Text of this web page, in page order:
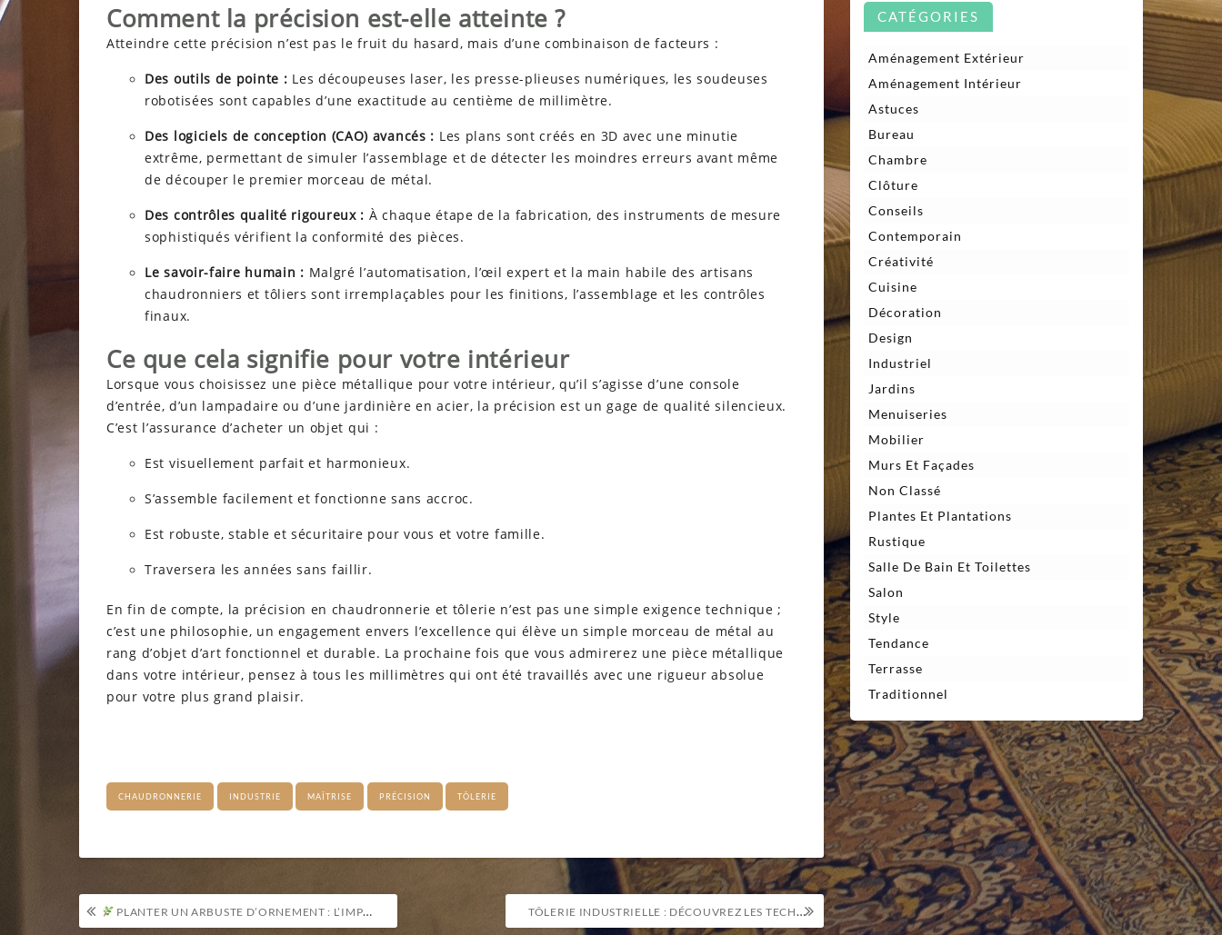
Comment la précision est-elle atteinte ?
Atteindre cette précision n’est pas le fruit du hasard, mais d’une combinaison de facteurs :
Des outils de pointe : Les découpeuses laser, les presse-plieuses numériques, les soudeuses
robotisées sont capables d’une exactitude au centième de millimètre.
Des logiciels de conception (CAO) avancés : Les plans sont créés en 3D avec une minutie
extrême, permettant de simuler l’assemblage et de détecter les moindres erreurs avant même
de découper le premier morceau de métal.
Des contrôles qualité rigoureux : À chaque étape de la fabrication, des instruments de mesure
sophistiqués vérifient la conformité des pièces.
Le savoir-faire humain : Malgré l’automatisation, l’œil expert et la main habile des artisans
chaudronniers et tôliers sont irremplaçables pour les finitions, l’assemblage et les contrôles
finaux.
Ce que cela signifie pour votre intérieur
Lorsque vous choisissez une pièce métallique pour votre intérieur, qu’il s’agisse d’une console
d’entrée, d’un lampadaire ou d’une jardinière en acier, la précision est un gage de qualité silencieux.
C’est l’assurance d’acheter un objet qui :
Est visuellement parfait et harmonieux.
S’assemble facilement et fonctionne sans accroc.
Est robuste, stable et sécuritaire pour vous et votre famille.
Traversera les années sans faillir.
En fin de compte, la précision en chaudronnerie et tôlerie n’est pas une simple exigence technique ;
c’est une philosophie, un engagement envers l’excellence qui élève un simple morceau de métal au
rang d’objet d’art fonctionnel et durable. La prochaine fois que vous admirerez une pièce métallique
dans votre intérieur, pensez à tous les millimètres qui ont été travaillés avec une rigueur absolue
pour votre plus grand plaisir.
CHAUDRONNERIE INDUSTRIE MAÎTRISE PRÉCISION TÔLERIE
Navigation
PLANTER UN ARBUSTE D’ORNEMENT : L’IMPORTANCE DU PRALINAGE DES RACINES TÔLERIE INDUSTRIELLE : DÉCOUVREZ LES TECHNIQUES DE TRANSFORMATION DU MÉTAL
CATÉGORIES
Aménagement Extérieur
Aménagement Intérieur
Astuces
Bureau
Chambre
Clôture
Conseils
Contemporain
Créativité
Cuisine
Décoration
Design
Industriel
Jardins
Menuiseries
Mobilier
Murs Et Façades
Non Classé
Plantes Et Plantations
Rustique
Salle De Bain Et Toilettes
Salon
Style
Tendance
Terrasse
Traditionnel